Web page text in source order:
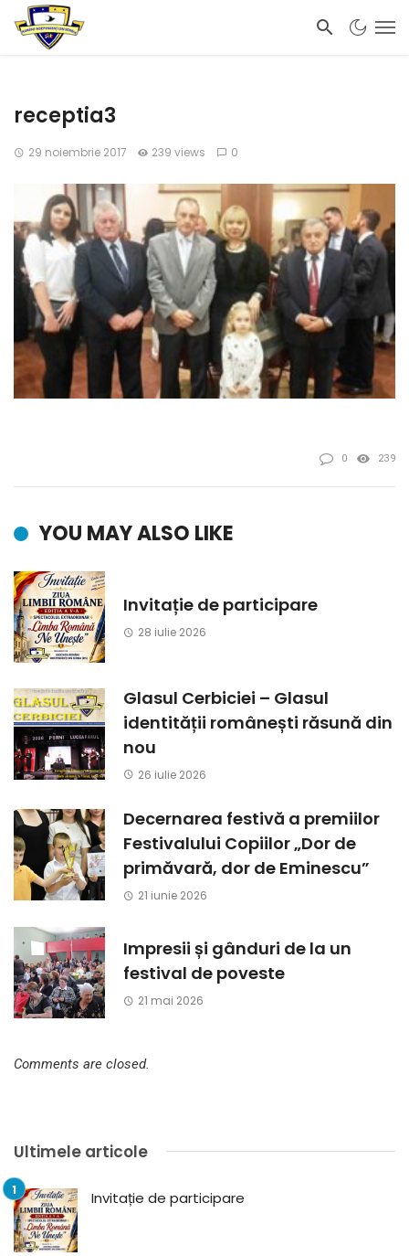
receptia3
29 noiembrie 2017 239 views 0
0 239
YOU MAY ALSO LIKE
Invitație de participare
28 iulie 2026
Glasul Cerbiciei – Glasul
identității românești răsună din
nou
26 iulie 2026
Decernarea festivă a premiilor
Festivalului Copiilor „Dor de
primăvară, dor de Eminescu”
21 iunie 2026
Impresii și gânduri de la un
festival de poveste
21 mai 2026
Comments are closed.
Ultimele articole
Invitație de participare